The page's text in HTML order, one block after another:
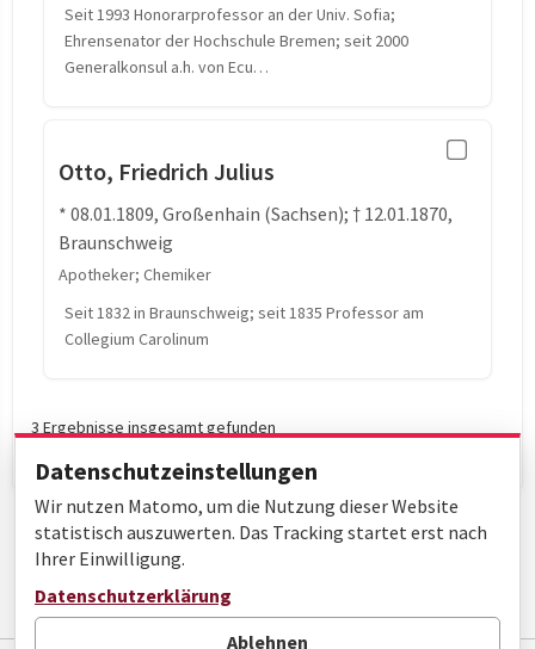
Seit 1993 Honorarprofessor an der Univ. Sofia;
Ehrensenator der Hochschule Bremen; seit 2000
Generalkonsul a.h. von Ecu…
Otto, Friedrich Julius
* 08.01.1809, Großenhain (Sachsen); † 12.01.1870,
Braunschweig
Apotheker; Chemiker
Seit 1832 in Braunschweig; seit 1835 Professor am
Collegium Carolinum
3 Ergebnisse insgesamt gefunden
Seite 1 von 1
Datenschutzeinstellungen
Wir nutzen Matomo, um die Nutzung dieser Website
statistisch auszuwerten. Das Tracking startet erst nach
Ihrer Einwilligung.
Datenschutzerklärung
Ablehnen